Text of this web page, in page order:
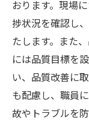
おります。現場
捗状況を確認し
たします。また
には品質目標を
い、品質改善に
も配慮し、職員
故やトラブルを